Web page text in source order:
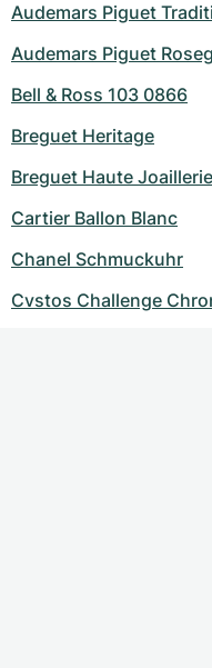
Audemars Piguet
Audemars Piguet
Bell & Ross 103 0866
Breguet Heritage
Breguet Haute Joaillerie
Cartier Ballon Blanc
Chanel Schmuckuhr
Cvstos Challenge